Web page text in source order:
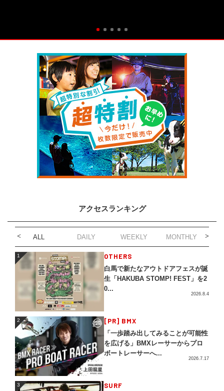
アクセスランキング
ALL DAILY WEEKLY MONTHLY
1 OTHERS
白馬で新たなアウトドアフェスが誕
生「HAKUBA STOMP! FEST」を2
0...
2026.8.4
2 [PR] BMX
「一歩踏み出してみることが可能性
を広げる」BMXレーサーからプロ
ボートレーサーへ...
2026.7.17
3 SURF